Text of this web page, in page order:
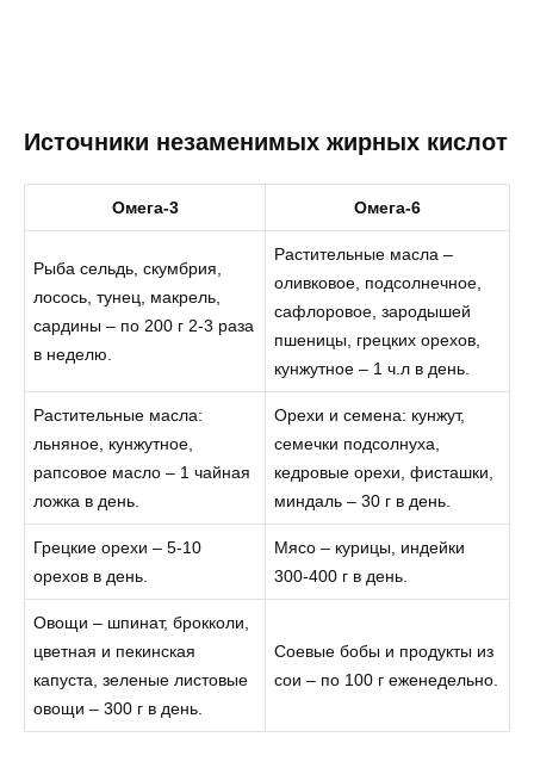
Источники незаменимых жирных кислот
Омега-3 Омега-6
Рыба сельдь, скумбрия,
лосось, тунец, макрель,
сардины – по 200 г 2-3 раза
в неделю.
Растительные масла –
оливковое, подсолнечное,
сафлоровое, зародышей
пшеницы, грецких орехов,
кунжутное – 1 ч.л в день.
Растительные масла:
льняное, кунжутное,
рапсовое масло – 1 чайная
ложка в день.
Орехи и семена: кунжут,
семечки подсолнуха,
кедровые орехи, фисташки,
миндаль – 30 г в день.
Грецкие орехи – 5-10
орехов в день.
Мясо – курицы, индейки
300-400 г в день.
Овощи – шпинат, брокколи,
цветная и пекинская
капуста, зеленые листовые
овощи – 300 г в день.
Соевые бобы и продукты из
сои – по 100 г еженедельно.